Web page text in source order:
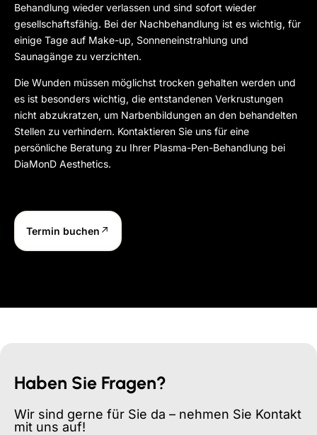
Behandlung wieder verlassen und sind sofort wieder
gesellschaftsfähig. Bei der Nachbehandlung ist es wichtig, für
einige Tage auf Make-up, Sonneneinstrahlung und
Saunagänge zu verzichten.
Die Wunden müssen möglichst trocken gehalten werden und
es ist besonders wichtig, die entstandenen Verkrustungen
nicht abzukratzen, um Narbenbildungen an den behandelten
Stellen zu verhindern. Kontaktieren Sie uns für eine
persönliche Beratung zu Ihrer Plasma-Pen-Behandlung bei
DiaMonD Aesthetics.
Termin buchen
Haben Sie Fragen?
Wir sind gerne für Sie da – nehmen Sie Kontakt
mit uns auf!